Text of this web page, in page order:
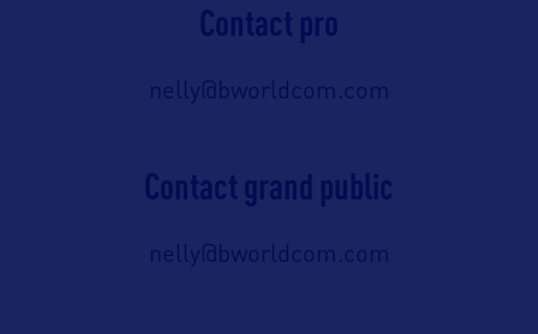
Contact pro
nelly@bworldcom.com
Contact grand public
nelly@bworldcom.com